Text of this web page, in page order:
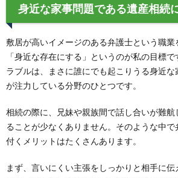
身近な家事問題である遺産相続
敷居が高いイメージのある弁護士という職
「身近な存在にする」というのが私の目標
ラブルは、まさに誰にでも起こりうる身近
が注力している分野のひとつです。
相続の際に、兄妹や親族間で話し合いが難航
ることが少なくありません。そのような中
付くメリットはたくさんあります。
まず、言いにくい主張をしっかりと相手に